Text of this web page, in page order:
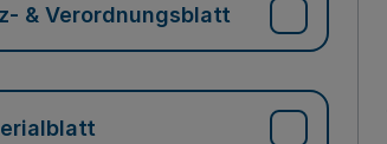
& Verordnungsblatt